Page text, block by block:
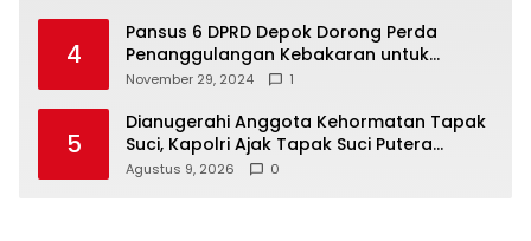
4
Pansus 6 DPRD Depok Dorong Perda
Penanggulangan Kebakaran untuk
Keselamatan Warga
November 29, 2024 1
5
Dianugerahi Anggota Kehormatan Tapak
Suci, Kapolri Ajak Tapak Suci Putera
Muhammadiyah Bersinergi dengan Polri
Agustus 9, 2026 0